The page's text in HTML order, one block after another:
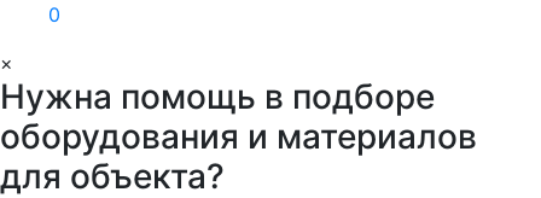
0
×
Нужна помощь в подборе
оборудования и материалов
для объекта?